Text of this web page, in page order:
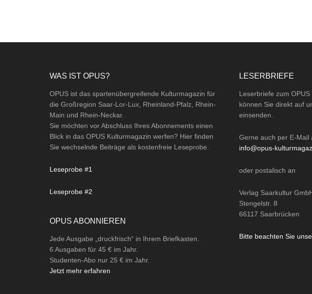
WAS IST OPUS?
OPUS ist das spartenübergreifende Kulturmagazin für
die Großregion Saar-Lor-Lux, Rheinland-Pfalz, Rhein-
Main und Rhein-Neckar.
Sie möchten vor Abschluss Ihres Abonnements einen
Blick in das OPUS Kulturmagazin werfen? Hier finden
Sie wechselnde Beiträge als kostenfreie Leseprobe.
Leseprobe #1
Leseprobe #2
OPUS ABONNIEREN
Jede Ausgabe „druckfrisch“ in Ihrem Briefkasten.
6 Ausgaben für 45 € im Jahr.
Studenten-Abo nur 25 € im Jahr.
Jetzt mehr erfahren
LESERBRIEFE
Leserbriefe zum
können Sie direkt auf
einsenden.
Gerne auch per E-Mail
info@opus-
oder postalisch an
Verlag Saarkultur
Stengelstr. 8
66117 Saarbrücken
Bitte beachten Sie